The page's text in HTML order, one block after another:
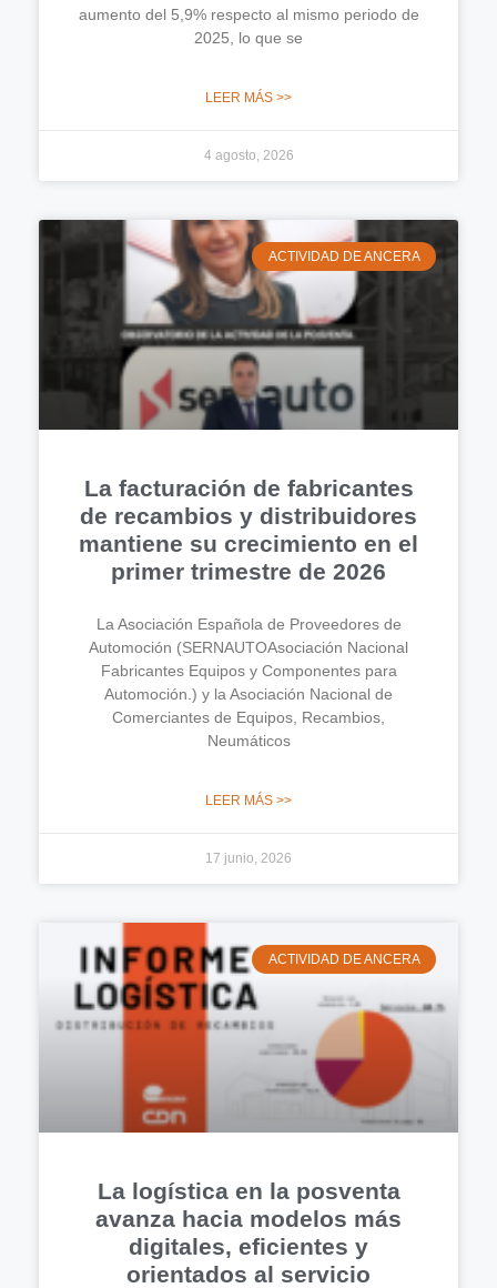
aumento del 5,9% respecto al mismo periodo de
2025, lo que se
LEER MÁS >>
4 agosto, 2026
ACTIVIDAD DE ANCERA
La facturación de fabricantes
de recambios y distribuidores
mantiene su crecimiento en el
primer trimestre de 2026
La Asociación Española de Proveedores de
Automoción (SERNAUTOAsociación Nacional
Fabricantes Equipos y Componentes para
Automoción.) y la Asociación Nacional de
Comerciantes de Equipos, Recambios,
Neumáticos
LEER MÁS >>
17 junio, 2026
ACTIVIDAD DE ANCERA
La logística en la posventa
avanza hacia modelos más
digitales, eficientes y
orientados al servicio